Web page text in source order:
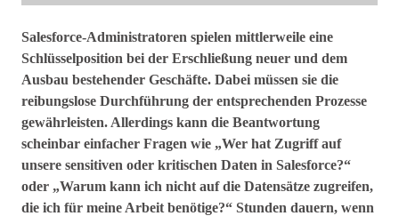
Salesforce-Administratoren spielen mittlerweile eine
Schlüsselposition bei der Erschließung neuer und dem
Ausbau bestehender Geschäfte. Dabei müssen sie die
reibungslose Durchführung der entsprechenden Prozesse
gewährleisten. Allerdings kann die Beantwortung
scheinbar einfacher Fragen wie „Wer hat Zugriff auf
unsere sensitiven oder kritischen Daten in Salesforce?“
oder „Warum kann ich nicht auf die Datensätze zugreifen,
die ich für meine Arbeit benötige?“ Stunden dauern, wenn